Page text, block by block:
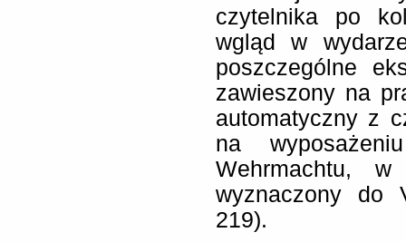
czytelnika po
wgląd w
poszczególne
zawieszony na
automatyczny z
na
Wehrmachtu,
wyznaczony do
219).